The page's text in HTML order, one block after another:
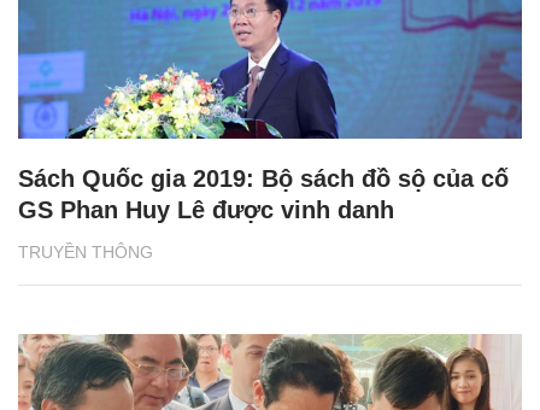
TRUYỀN THÔNG
Sách Quốc gia 2019: Bộ sách đồ sộ của cố
GS Phan Huy Lê được vinh danh